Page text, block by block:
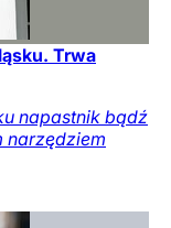
Trwa
napastnik bądź
narzędziem